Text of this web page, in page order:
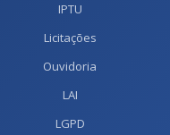
IPTU
Licitações
Ouvidoria
LAI
LGPD